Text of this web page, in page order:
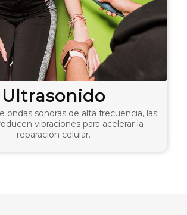
Ultrasonido
ondas sonoras de alta frecuencia, las
vibraciones para acelerar la
reparación celular.